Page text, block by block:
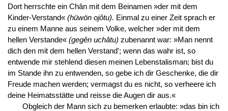
Dort herrschte ein Chân mit dem Beinamen »der mit dem
Kinder-Verstand« (hüwön ojôtu). Einmal zu einer Zeit sprach er
zu einem Manne aus seinem Volke, welcher »der mit dem
hellen Verstande« (gegên uchâtu) zubenannt war: »Man nennt
dich den mit dem hellen Verstand'; wenn das wahr ist, so
entwende mir stehlend diesen meinen Lebenstalisman; bist du
im Stande ihn zu entwenden, so gebe ich dir Geschenke, die dir
Freude machen werden; vermagst du es nicht, so verheere ich
deine Heimatsstätte und reisse die Augen dir aus.«
Obgleich der Mann sich zu bemerken erlaubte: »das bin ich